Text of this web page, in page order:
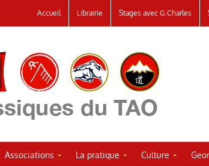
Accueil Librairie Stages avec G.Charles
Associations La pratique Culture